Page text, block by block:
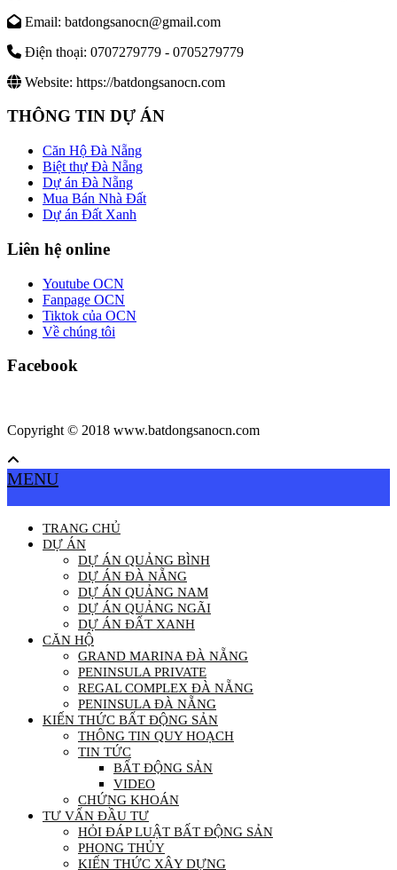
Email: batdongsanocn@gmail.com
Điện thoại: 0707279779 - 0705279779
Website: https://batdongsanocn.com
THÔNG TIN DỰ ÁN
Căn Hộ Đà Nẵng
Biệt thự Đà Nẵng
Dự án Đà Nẵng
Mua Bán Nhà Đất
Dự án Đất Xanh
Liên hệ online
Youtube OCN
Fanpage OCN
Tiktok của OCN
Về chúng tôi
Facebook
Copyright © 2018 www.batdongsanocn.com
MENU
TRANG CHỦ
DỰ ÁN
DỰ ÁN QUẢNG BÌNH
DỰ ÁN ĐÀ NẴNG
DỰ ÁN QUẢNG NAM
DỰ ÁN QUẢNG NGÃI
DỰ ÁN ĐẤT XANH
CĂN HỘ
GRAND MARINA ĐÀ NẴNG
PENINSULA PRIVATE
REGAL COMPLEX ĐÀ NẴNG
PENINSULA ĐÀ NẴNG
KIẾN THỨC BẤT ĐỘNG SẢN
THÔNG TIN QUY HOẠCH
TIN TỨC
BẤT ĐỘNG SẢN
VIDEO
CHỨNG KHOÁN
TƯ VẤN ĐẦU TƯ
HỎI ĐÁP LUẬT BẤT ĐỘNG SẢN
PHONG THỦY
KIẾN THỨC XÂY DỰNG